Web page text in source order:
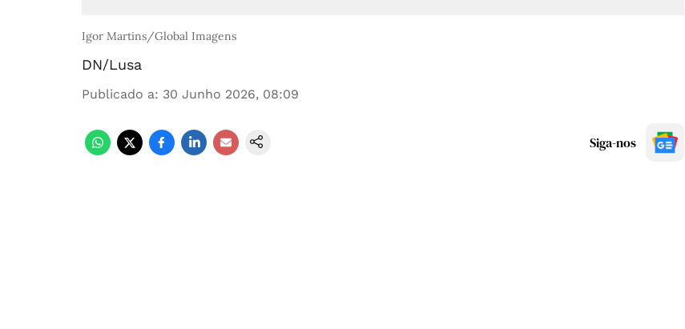
Igor Martins/Global Imagens
DN/Lusa
Publicado a: 30 Junho 2026, 08:09
Siga-nos